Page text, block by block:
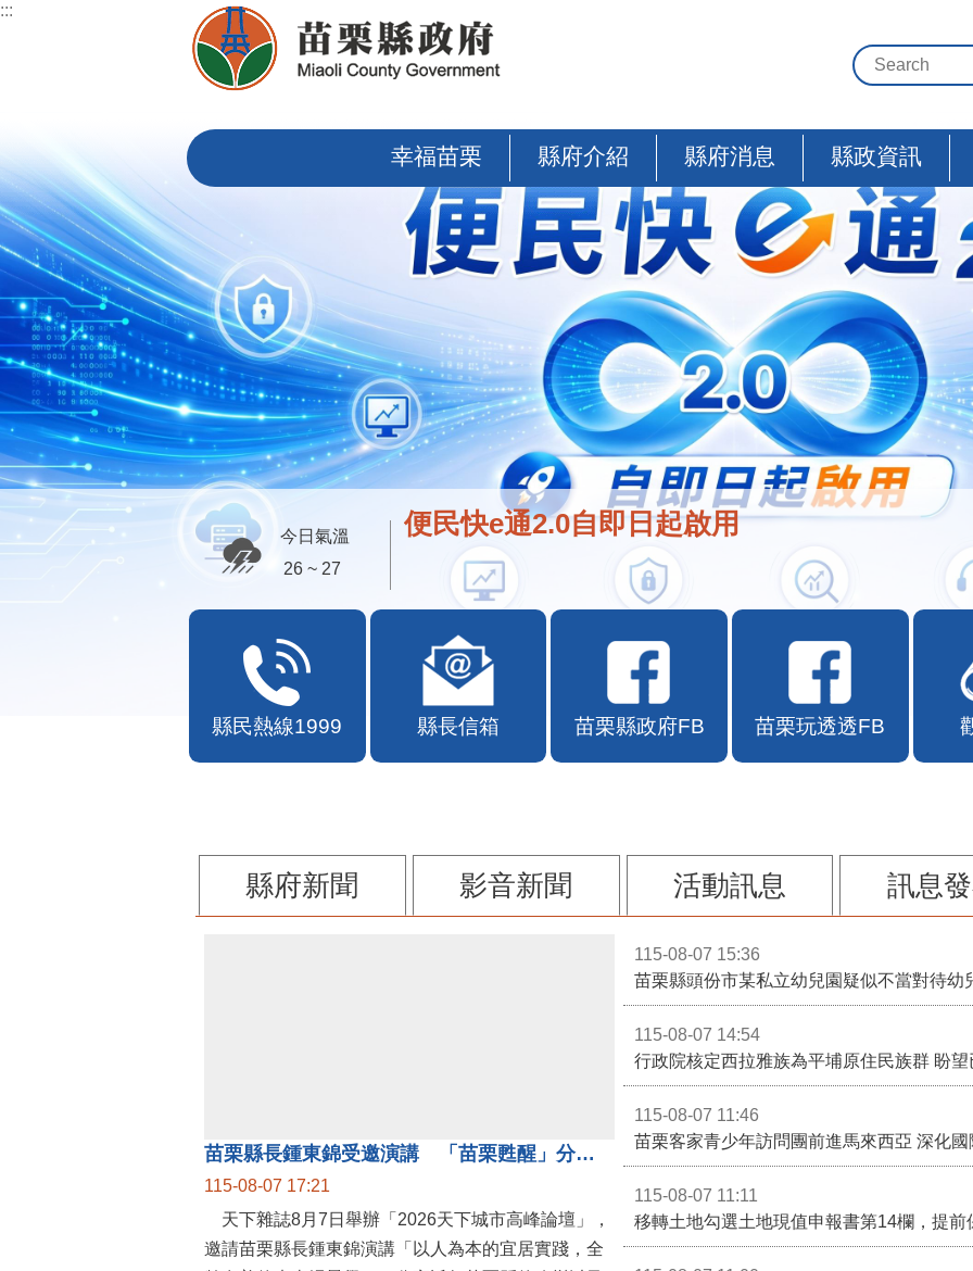
跳到主要內容區塊
:::
幸福苗栗 縣府介紹 縣府消息 縣政資訊
便民快e通2.0自即日起啟用
今日氣溫
26 ~ 27
縣民熱線1999 縣長信箱 苗栗縣政府FB 苗栗玩透透FB
縣府新聞 影音新聞 活動訊息 訊息
苗栗縣長鍾東錦受邀演講 「苗栗甦醒」分享近年轉變
115-08-07 17:21
天下雜誌8月7日舉辦「2026天下城市高峰論壇」，
邀請苗栗縣長鍾東錦演講「以人為本的宜居實踐，全
115-08-07 15:36
苗栗縣頭份市某私立幼兒園疑似不當對待幼
115-08-07 14:54
115-08-07 11:46
苗栗客家青少年訪問團前進馬來西亞 深化
115-08-07 11:11
移轉土地勾選土地現值申報書第14欄，提前